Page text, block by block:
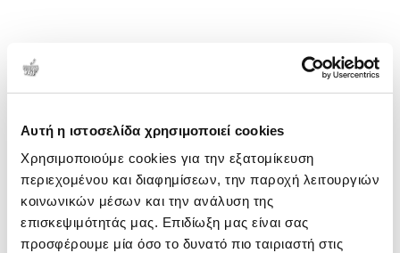
Αυτή η ιστοσελίδα χρησιμοποιεί cookies
Χρησιμοποιούμε cookies για την εξατομίκευση
περιεχομένου και διαφημίσεων, την παροχή λειτουργιών
κοινωνικών μέσων και την ανάλυση της
επισκεψιμότητάς μας. Επιδίωξη μας είναι σας
προσφέρουμε μία όσο το δυνατό πιο ταιριαστή στις